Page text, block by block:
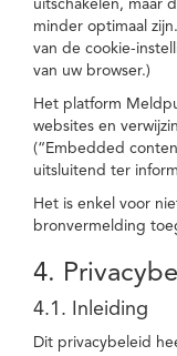
uitschakelen, maar
minder optimaal
van de cookie-
van uw browser.)
Het platform
websites en
(“Embedded
uitsluitend ter
Het is enkel voor
bronvermelding
4.
4.1. Inleiding
Dit privacybeleid